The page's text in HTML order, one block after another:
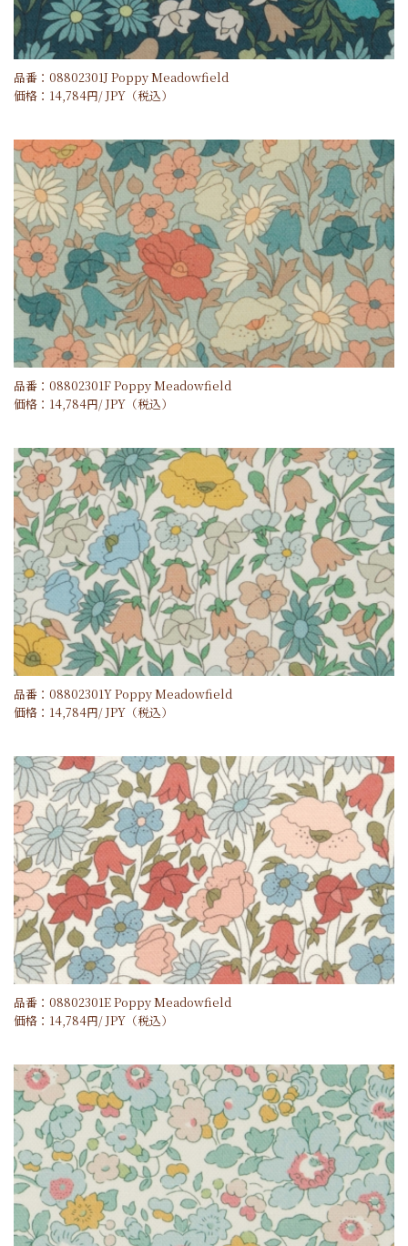
品番：08802301J Poppy Meadowfield
価格： 14,784円/JPY （税込）
品番：08802301F Poppy Meadowfield
価格： 14,784円/JPY （税込）
品番：08802301Y Poppy Meadowfield
価格： 14,784円/JPY （税込）
品番：08802301E Poppy Meadowfield
価格： 14,784円/JPY （税込）